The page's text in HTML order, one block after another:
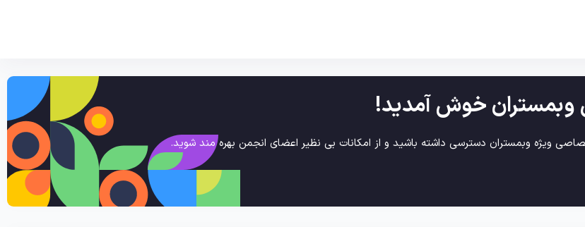
خوش آمدید!
ویژه وبمستران دسترسی داشته باشید و از امکانات بی نظیر اعضای انجمن بهره مند شوید.